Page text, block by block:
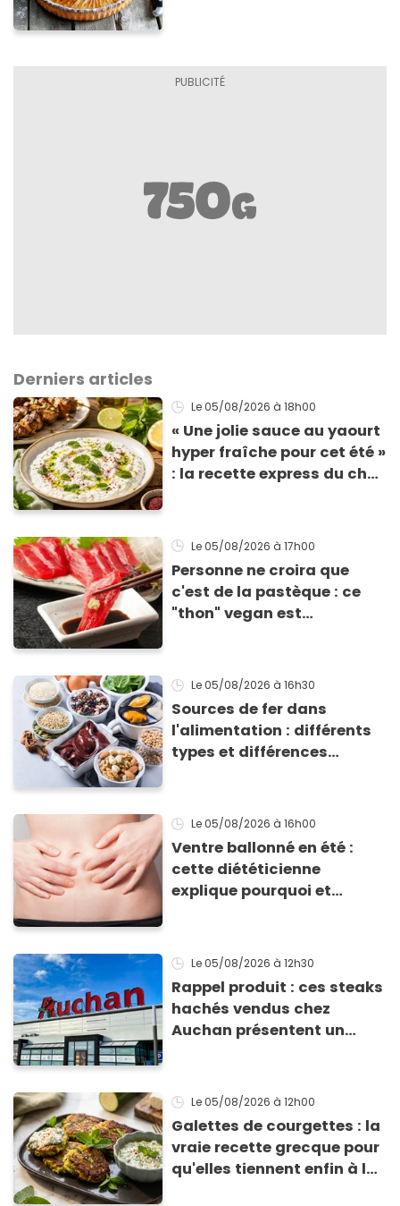
Derniers articles
Le 05/08/2026 à 18h00
« Une jolie sauce au yaourt
hyper fraîche pour cet été »
: la recette express du chef
grillades
Le 05/08/2026 à 17h00
Personne ne croira que
c'est de la pastèque : ce
"thon" vegan est
Le 05/08/2026 à 16h30
Sources de fer dans
l'alimentation : différents
types et différences
Le 05/08/2026 à 16h00
Ventre ballonné en été :
cette diététicienne
explique pourquoi et
Le 05/08/2026 à 12h30
Rappel produit : ces steaks
hachés vendus chez
Auchan présentent un
Le 05/08/2026 à 12h00
Galettes de courgettes : la
vraie recette grecque pour
qu'elles tiennent enfin à la